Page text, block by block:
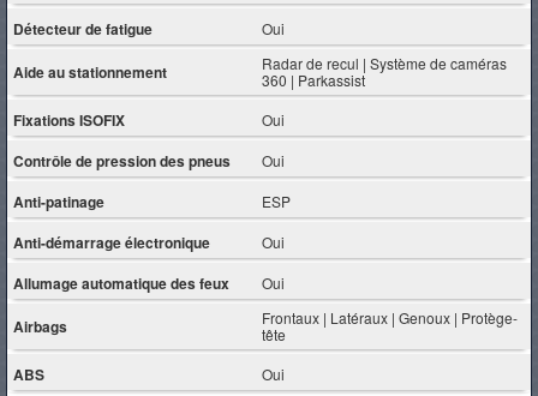
Détecteur de fatigue Oui
Aide au stationnement
Radar de recul | Système de caméras
360 | Parkassist
Fixations ISOFIX Oui
Contrôle de pression des pneus Oui
Anti-patinage ESP
Anti-démarrage électronique Oui
Allumage automatique des feux Oui
Airbags
Frontaux | Latéraux | Genoux | Protège-
tête
ABS Oui